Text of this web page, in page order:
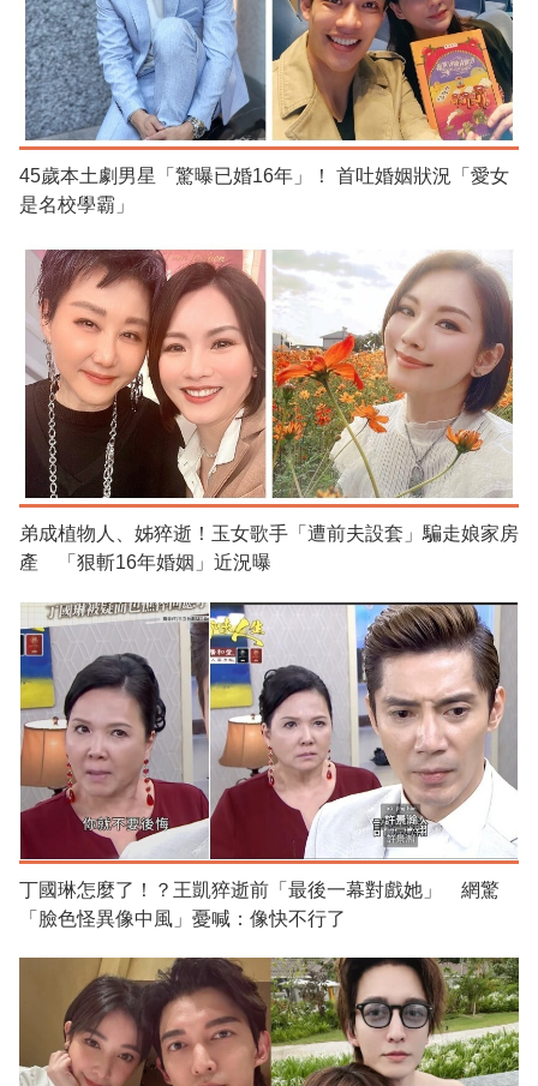
45歲本土劇男星「驚曝已婚16年」！ 首吐婚姻狀況「愛女
是名校學霸」
弟成植物人、姊猝逝！玉女歌手「遭前夫設套」騙走娘家房
產 「狠斬16年婚姻」近況曝
丁國琳怎麼了！？王凱猝逝前「最後一幕對戲她」 網驚
「臉色怪異像中風」憂喊：像快不行了